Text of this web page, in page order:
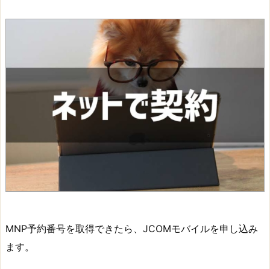
MNP予約番号を取得できたら、JCOMモバイルを申し込み
ます。